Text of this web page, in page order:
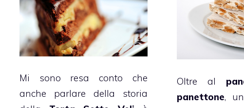
Oltre al
panettone,
Mi sono resa conto che
anche parlare della storia